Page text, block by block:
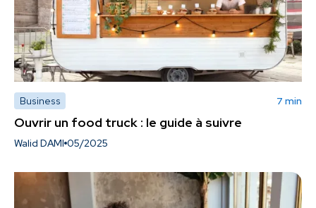
Business 7 min
Ouvrir un food truck : le guide à suivre
Walid DAMI 05/2025